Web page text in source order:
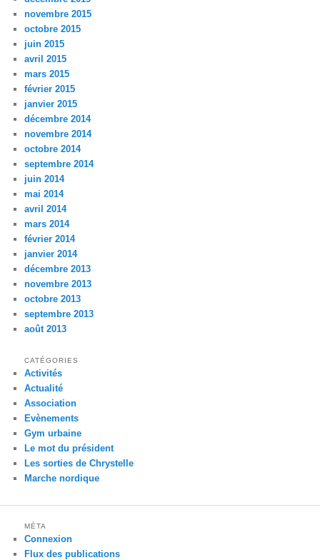
novembre 2015
octobre 2015
juin 2015
avril 2015
mars 2015
février 2015
janvier 2015
décembre 2014
novembre 2014
octobre 2014
septembre 2014
juin 2014
mai 2014
avril 2014
mars 2014
février 2014
janvier 2014
décembre 2013
novembre 2013
octobre 2013
septembre 2013
août 2013
CATÉGORIES
Activités
Actualité
Association
Evènements
Gym urbaine
Le mot du président
Les sorties de Chrystelle
Marche nordique
MÉTA
Connexion
Flux des publications